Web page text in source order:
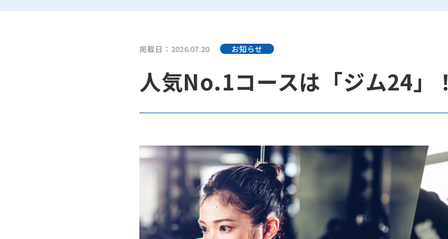
掲載日：2026.07.20 お知らせ
人気No.1コースは「ジム24」！